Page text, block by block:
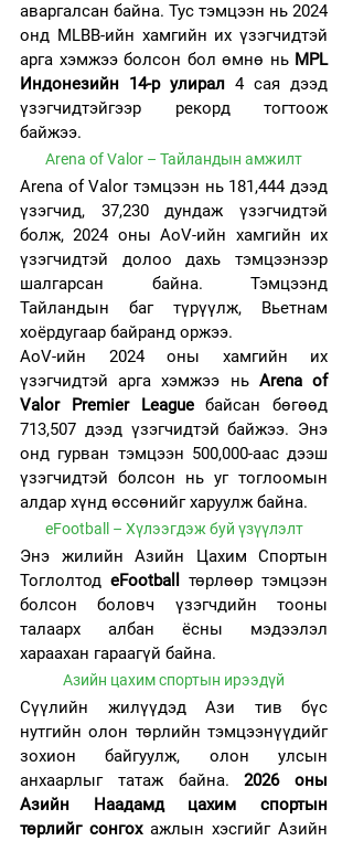
аваргалсан байна. Тус тэмцээн нь 2024
онд MLBB-ийн хамгийн их үзэгчидтэй
арга хэмжээ болсон бол өмнө нь MPL
Индонезийн 14-р улирал 4 сая дээд
үзэгчидтэйгээр рекорд тогтоож
байжээ.
Arena of Valor – Тайландын амжилт
Arena of Valor тэмцээн нь 181,444 дээд
үзэгчид, 37,230 дундаж үзэгчидтэй
болж, 2024 оны AoV-ийн хамгийн их
үзэгчидтэй долоо дахь тэмцээнээр
шалгарсан байна. Тэмцээнд
Тайландын баг түрүүлж, Вьетнам
хоёрдугаар байранд оржээ.
AoV-ийн 2024 оны хамгийн их
үзэгчидтэй арга хэмжээ нь Arena of
Valor Premier League байсан бөгөөд
713,507 дээд үзэгчидтэй байжээ. Энэ
онд гурван тэмцээн 500,000-аас дээш
үзэгчидтэй болсон нь уг тоглоомын
алдар хүнд өссөнийг харуулж байна.
eFootball – Хүлээгдэж буй үзүүлэлт
Энэ жилийн Азийн Цахим Спортын
Тоглолтод eFootball
төрлөөр тэмцээн
болсон боловч үзэгчдийн тооны
талаарх албан ёсны мэдээлэл
хараахан гараагүй байна.
Азийн цахим спортын ирээдүй
Сүүлийн жилүүдэд Ази тив бүс
нутгийн олон төрлийн тэмцээнүүдийг
зохион байгуулж, олон улсын
анхаарлыг татаж байна. 2026 оны
Азийн Наадамд цахим спортын
төрлийг сонгох ажлын хэсгийг Азийн